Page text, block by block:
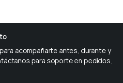
acompañarte antes, durante y
para soporte en pedidos,